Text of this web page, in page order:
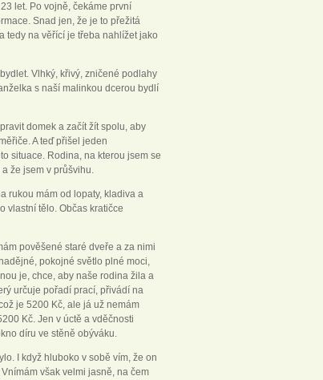
let. Po vojně, čekáme první
Snad jen, že je to přežitá
tedy na věřící je třeba nahlížet jako
Vlhký, křivý, zničené podlahy
s naší malinkou dcerou bydlí
domek a začít žít spolu, aby
A teď přišel jeden
situace. Rodina, na kterou jsem se
že jsem v průšvihu.
rukou mám od lopaty, kladiva a
vlastní tělo. Občas kratičce
pověšené staré dveře a za nimi
pokojné světlo plné moci,
je, chce, aby naše rodina žila a
určuje pořadí prací, přivádí na
je 5200 Kč, ale já už nemám
Kč. Jen v úctě a vděčnosti
díru ve stěně obýváku.
I když hluboko v sobě vím, že on
však velmi jasně, na čem